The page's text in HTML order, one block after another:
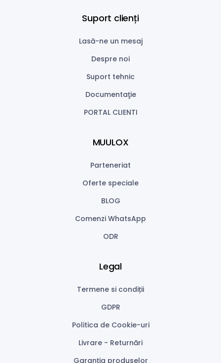
Suport clienți
Lasă-ne un mesaj
Despre noi
Suport tehnic
Documentaţie
PORTAL CLIENTI
MUULOX
Parteneriat
Oferte speciale
BLOG
Comenzi WhatsApp
ODR
Legal
Termene si condiții
GDPR
Politica de Cookie-uri
Livrare - Returnări
Garanţia produselor